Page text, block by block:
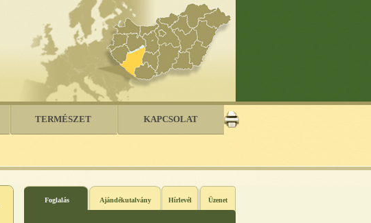
TERMÉSZET KAPCSOLAT
Foglalás Ajándékutalvány Hírlevél Üzenet